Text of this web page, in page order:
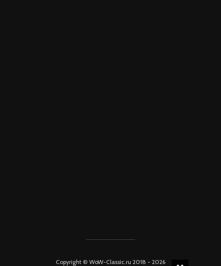
Copyright © WoW-Classic.ru 2018 - 2026